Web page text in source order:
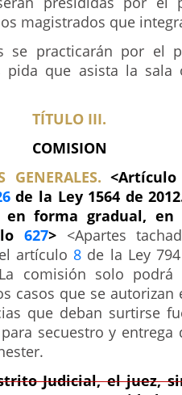
magistrados que
se practicarán por el
pida que asista la sala
TÍTULO III.
COMISION
GENERALES.
de la Ley 1564 de
en forma gradual,
627> <Apartes
artículo 8 de la Ley
comisión solo podrá
casos que se
que deban surtirse
secuestro y entrega
Judicial, el juez,